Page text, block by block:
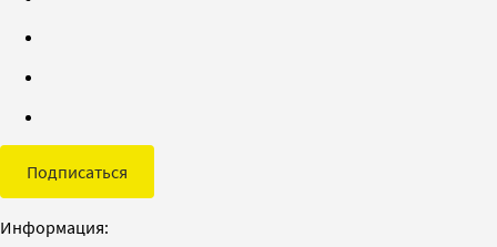
Подписаться
Информация: